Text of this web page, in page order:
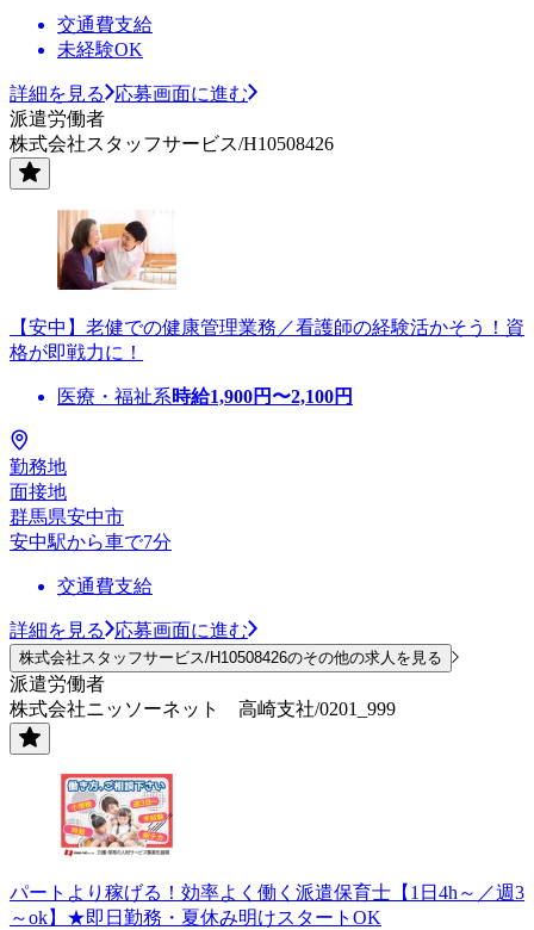
交通費支給
未経験OK
詳細を見る
応募画面に進む
派遣労働者
株式会社スタッフサービス/H10508426
【安中】老健での健康管理業務／看護師の経験活かそう！資
格が即戦力に！
医療・福祉系時給1,900円〜2,100円
勤務地
面接地
群馬県安中市
安中駅から車で7分
交通費支給
詳細を見る 応募画面に進む
株式会社スタッフサービス/H10508426のその他の求人を見る
派遣労働者
株式会社ニッソーネット 高崎支社/0201_999
パートより稼げる！効率よく働く派遣保育士【1日4h～／週3
～ok】★即日勤務・夏休み明けスタートOK